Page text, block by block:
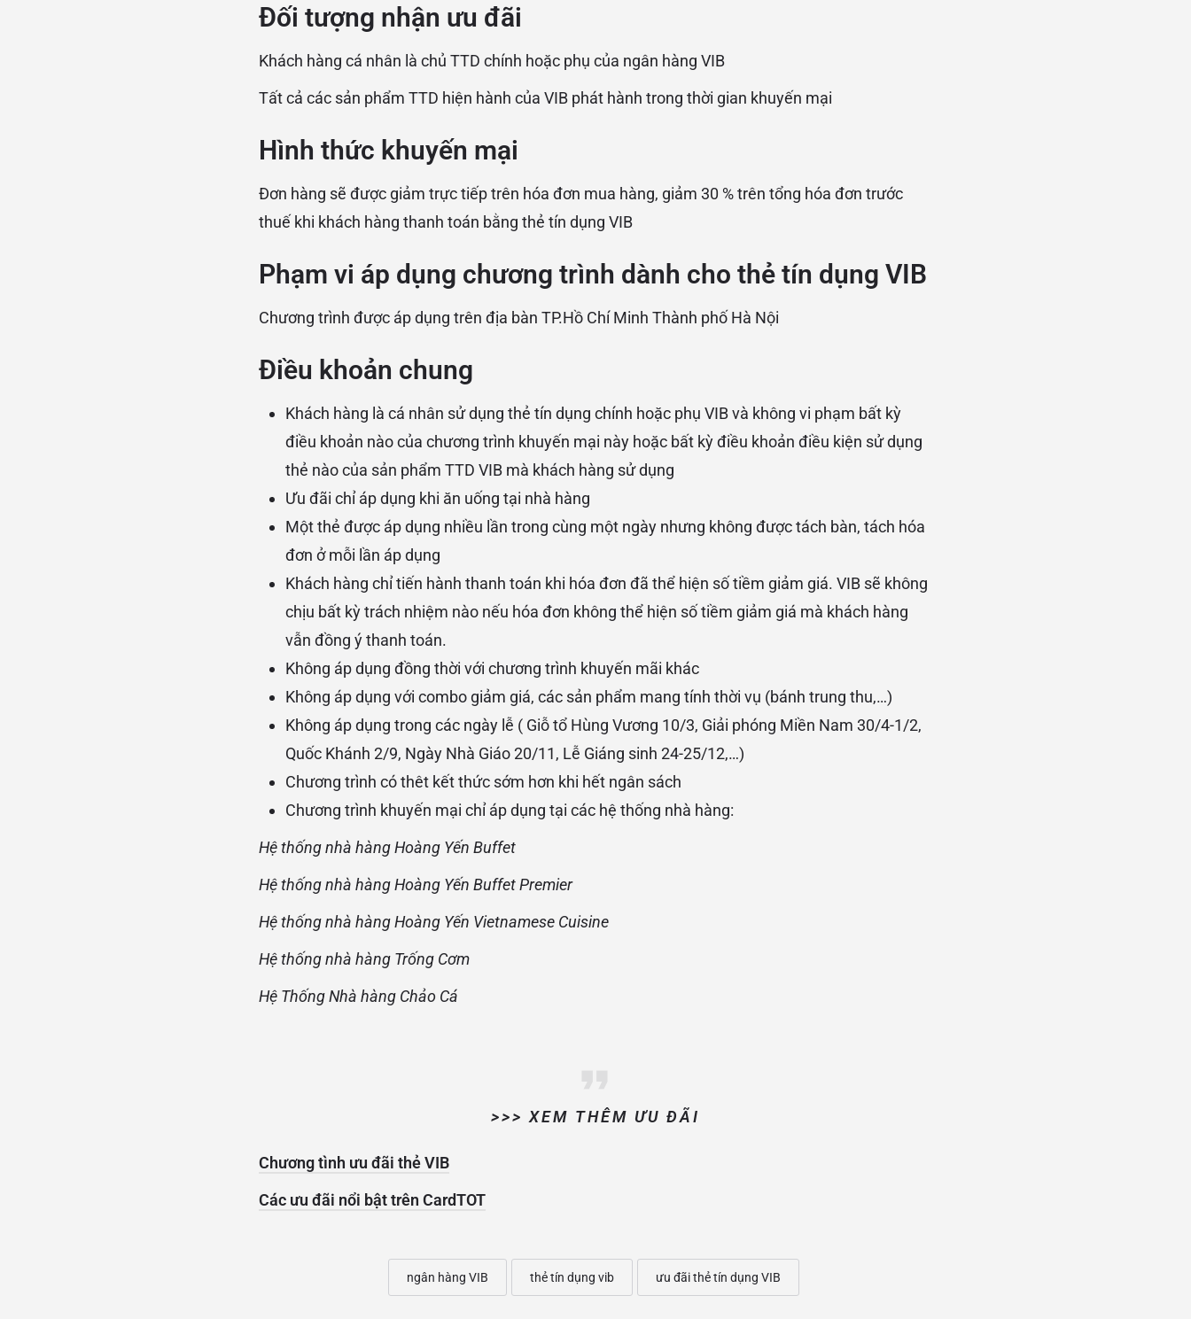
Đối tượng nhận ưu đãi
Khách hàng cá nhân là chủ TTD chính hoặc phụ của ngân hàng VIB
Tất cả các sản phẩm TTD hiện hành của VIB phát hành trong thời gian khuyến mại
Hình thức khuyến mại
Đơn hàng sẽ được giảm trực tiếp trên hóa đơn mua hàng, giảm 30 % trên tổng hóa đơn trước
thuế khi khách hàng thanh toán bằng thẻ tín dụng VIB
Phạm vi áp dụng chương trình dành cho thẻ tín dụng VIB
Chương trình được áp dụng trên địa bàn TP.Hồ Chí Minh Thành phố Hà Nội
Điều khoản chung
Khách hàng là cá nhân sử dụng thẻ tín dụng chính hoặc phụ VIB và không vi phạm bất kỳ
điều khoản nào của chương trình khuyến mại này hoặc bất kỳ điều khoản điều kiện sử dụng
thẻ nào của sản phẩm TTD VIB mà khách hàng sử dụng
Ưu đãi chỉ áp dụng khi ăn uống tại nhà hàng
Một thẻ được áp dụng nhiều lần trong cùng một ngày nhưng không được tách bàn, tách hóa
đơn ở mỗi lần áp dụng
Khách hàng chỉ tiến hành thanh toán khi hóa đơn đã thể hiện số tiềm giảm giá. VIB sẽ không
chịu bất kỳ trách nhiệm nào nếu hóa đơn không thể hiện số tiềm giảm giá mà khách hàng
vẫn đồng ý thanh toán.
Không áp dụng đồng thời với chương trình khuyến mãi khác
Không áp dụng với combo giảm giá, các sản phẩm mang tính thời vụ (bánh trung thu,…)
Không áp dụng trong các ngày lễ ( Giỗ tổ Hùng Vương 10/3, Giải phóng Miền Nam 30/4-1/2,
Quốc Khánh 2/9, Ngày Nhà Giáo 20/11, Lễ Giáng sinh 24-25/12,…)
Chương trình có thêt kết thức sớm hơn khi hết ngân sách
Chương trình khuyến mại chỉ áp dụng tại các hệ thống nhà hàng:
Hệ thống nhà hàng Hoàng Yến Buffet
Hệ thống nhà hàng Hoàng Yến Buffet Premier
Hệ thống nhà hàng Hoàng Yến Vietnamese Cuisine
Hệ thống nhà hàng Trống Cơm
Hệ Thống Nhà hàng Chảo Cá
>>> XEM THÊM ƯU ĐÃI
Chương tình ưu đãi thẻ VIB
Các ưu đãi nổi bật trên CardTOT
ngân hàng VIB thẻ tín dụng vib ưu đãi thẻ tín dụng VIB